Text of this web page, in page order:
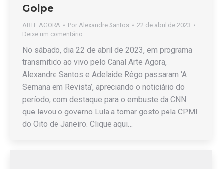
Golpe
ARTE AGORA Por Alexandre Santos
22 de abril de 2023
Deixe um comentário
No sábado, dia 22 de abril de 2023, em programa
transmitido ao vivo pelo Canal Arte Agora,
Alexandre Santos e Adelaide Rêgo passaram ‘A
Semana em Revista’, apreciando o noticiário do
período, com destaque para o embuste da CNN
que levou o governo Lula a tomar gosto pela CPMI
do Oito de Janeiro. Clique aqui…